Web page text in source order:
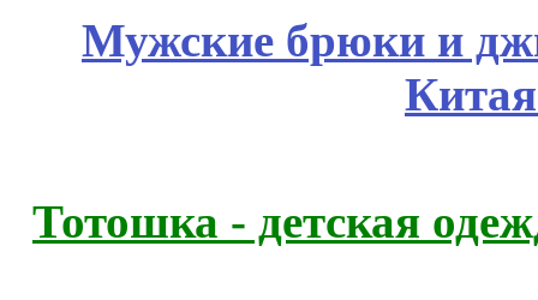
Мужские брюки и
Тотошка - детская